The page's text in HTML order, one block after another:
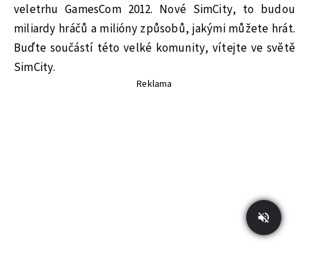
veletrhu GamesCom 2012. Nové SimCity, to budou
miliardy hráčů a milióny způsobů, jakými můžete hrát.
Buďte součástí této velké komunity, vítejte ve světě
SimCity.
Reklama